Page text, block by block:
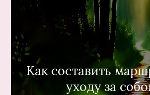
Как составить
уходу за